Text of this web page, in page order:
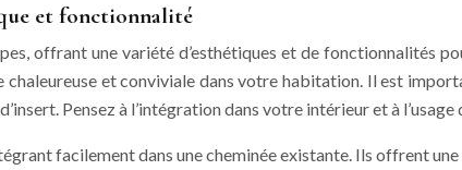
et fonctionnalité
offrant une variété d’esthétiques et de fonctionnalités
et conviviale dans votre habitation. Il est
Pensez à l’intégration dans votre intérieur et à
facilement dans une cheminée existante. Ils offrent